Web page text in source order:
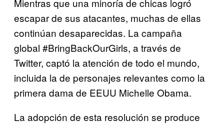
escapar de sus atacantes, muchas de ellas
continúan desaparecidas. La campaña
global #BringBackOurGirls, a través de
Twitter, captó la atención de todo el mundo,
incluida la de personajes relevantes como la
primera dama de EEUU Michelle Obama.
La adopción de esta resolución se produce